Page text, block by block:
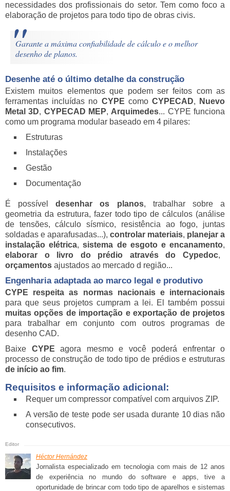
necessidades dos profissionais do setor. Tem como foco a
elaboração de projetos para todo tipo de obras civis.
Garante a máxima confiabilidade de cálculo e o melhor
desenho de planos.
Desenhe até o último detalhe da construção
Existem muitos elementos que podem ser feitos com as
ferramentas incluídas no CYPE como CYPECAD, Nuevo
Metal 3D, CYPECAD MEP,Arquimedes... CYPE funciona
como um programa modular baseado em 4 pilares:
Estruturas
Instalações
Gestão
Documentação
É possíveldesenhar os planos, trabalhar sobre a
geometria da estrutura, fazer todo tipo de cálculos (análise
de tensões, cálculo sísmico, resistência ao fogo, juntas
soldadas e aparafusadas...), controlar materiais, planejar a
instalação elétrica, sistema de esgoto e encanamento,
elaborar o livro do prédio através do Cypedoc,
orçamentos ajustados ao mercado d região...
Engenharia adaptada ao marco legal e produtivo
CYPE
respeita as normas nacionais e internacionais
para que seus projetos cumpram a lei. El também possui
muitas opções de importação e exportação de projetos
para trabalhar em conjunto com outros programas de
desenho CAD.
Baixe CYPE agora mesmo e você poderá enfrentar o
processo de construção de todo tipo de prédios e estruturas
de início ao fim.
Requisitos e informação adicional:
Requer um compressor compatível com arquivos ZIP.
A versão de teste pode ser usada durante 10 dias não
consecutivos.
Héctor Hernández
Jornalista especializado em tecnologia com mais de 12 anos
de experiência no mundo do software e apps, tive a
oportunidade de brincar com todo tipo de aparelhos e sistemas